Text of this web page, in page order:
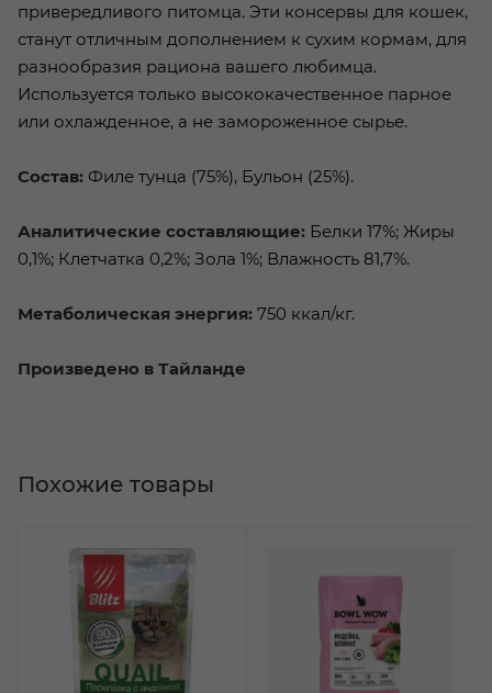
привередливого питомца. Эти консервы для кошек,
станут отличным дополнением к сухим кормам, для
разнообразия рациона вашего любимца.
Используется только высококачественное парное
или охлажденное, а не замороженное сырье.
Состав: Филе тунца (75%), Бульон (25%).
Аналитические составляющие: Белки 17%; Жиры
0,1%; Клетчатка 0,2%; Зола 1%; Влажность 81,7%.
Метаболическая энергия: 750 ккал/кг.
Произведено в Тайланде
Похожие товары